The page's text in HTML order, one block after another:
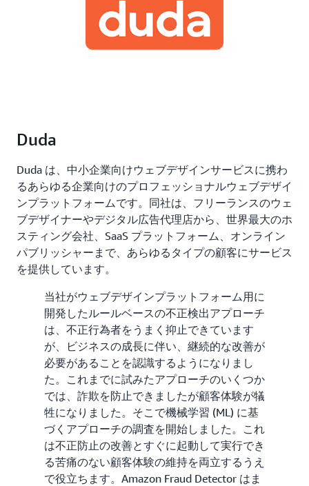
Duda
Duda は、中小企業向けウェブデザインサービスに携わ
るあらゆる企業向けのプロフェッショナルウェブデザイ
ンプラットフォームです。同社は、フリーランスのウェ
ブデザイナーやデジタル広告代理店から、世界最大のホ
スティング会社、SaaS プラットフォーム、オンライン
パブリッシャーまで、あらゆるタイプの顧客にサービス
を提供しています。
当社がウェブデザインプラットフォーム用に
開発したルールベースの不正検出アプローチ
は、不正行為者をうまく抑止できています
が、ビジネスの成長に伴い、継続的な改善が
必要があることを認識するようになりまし
た。これまでに試みたアプローチのいくつか
では、詐欺を防止できましたが顧客体験が犠
牲になりました。そこで機械学習 (ML) に基
づくアプローチの調査を開始しました。これ
は不正防止の改善とすぐに起動して実行でき
る苦痛のない顧客体験の維持を両立するうえ
で役立ちます。Amazon Fraud Detector はま